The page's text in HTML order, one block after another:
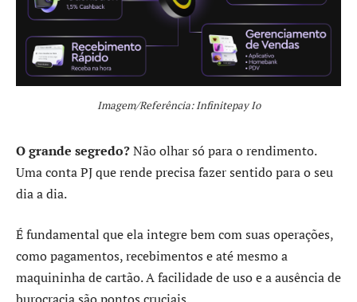
Imagem/Referência: Infinitepay Io
O grande segredo?Não olhar só para o rendimento.
Uma conta PJ que rende precisa fazer sentido para o seu
dia a dia.
É fundamental que ela integre bem com suas operações,
como pagamentos, recebimentos e até mesmo a
maquininha de cartão. A facilidade de uso e a ausência de